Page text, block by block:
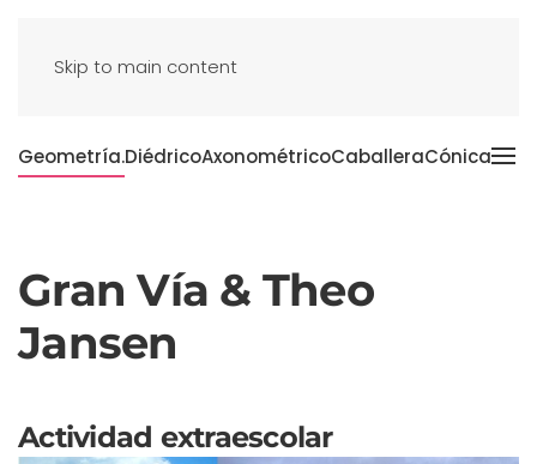
Skip to main content
Geometría.DiédricoAxonométricoCaballeraCónica
Gran Vía & Theo
Jansen
Actividad extraescolar